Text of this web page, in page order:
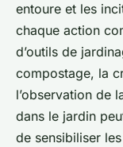
entoure et les
chaque action
d’outils de
compostage, la
l’observation de
dans le jardin
de sensibiliser